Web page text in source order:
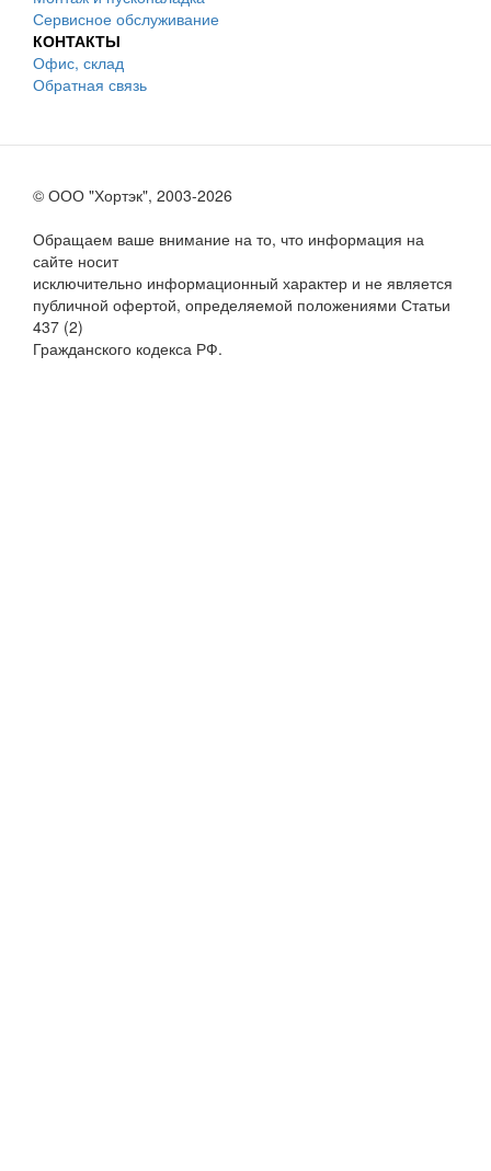
Сервисное обслуживание
КОНТАКТЫ
Офис, склад
Обратная связь
© ООО "Хортэк", 2003-2026
Обращаем ваше внимание на то, что информация на
сайте носит
исключительно информационный характер и не является
публичной офертой, определяемой положениями Статьи
437 (2)
Гражданского кодекса РФ.